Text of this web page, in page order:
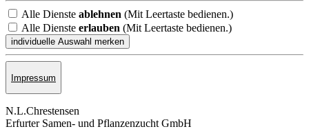
Alle Dienste ablehnen (Mit Leertaste bedienen.)
Alle Dienste erlauben (Mit Leertaste bedienen.)
Impressum
N.L.Chrestensen
Erfurter Samen- und Pflanzen­zucht GmbH